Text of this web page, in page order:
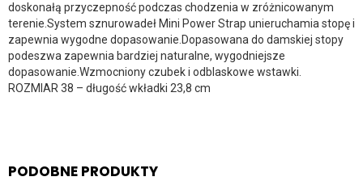
doskonałą przyczepność podczas chodzenia w zróżnicowanym
terenie.System sznurowadeł Mini Power Strap unieruchamia stopę i
zapewnia wygodne dopasowanie.Dopasowana do damskiej stopy
podeszwa zapewnia bardziej naturalne, wygodniejsze
dopasowanie.Wzmocniony czubek i odblaskowe wstawki.
ROZMIAR 38 – długość wkładki 23,8 cm
PODOBNE PRODUKTY